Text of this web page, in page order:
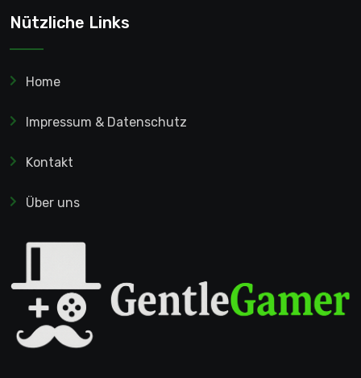
Nützliche Links
Home
Impressum & Datenschutz
Kontakt
Über uns